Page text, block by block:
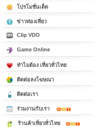
โปรโมชั่นเด็ด
ข่าวท่องเที่ยว
Clip VDO
Game Online
ทำไมต้อง เที่ยวทั่วไทย
ติดต่อลงโฆษณา
ติดต่อเรา
ร่วมงานกับเรา
ร้านค้าเที่ยวทั่วไทย